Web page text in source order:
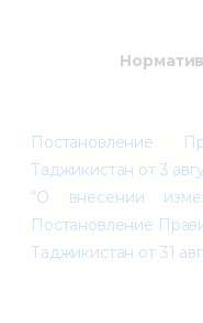
Постановление
Таджикистан от 3
“О внесении
Постановление
Таджикистан от 31